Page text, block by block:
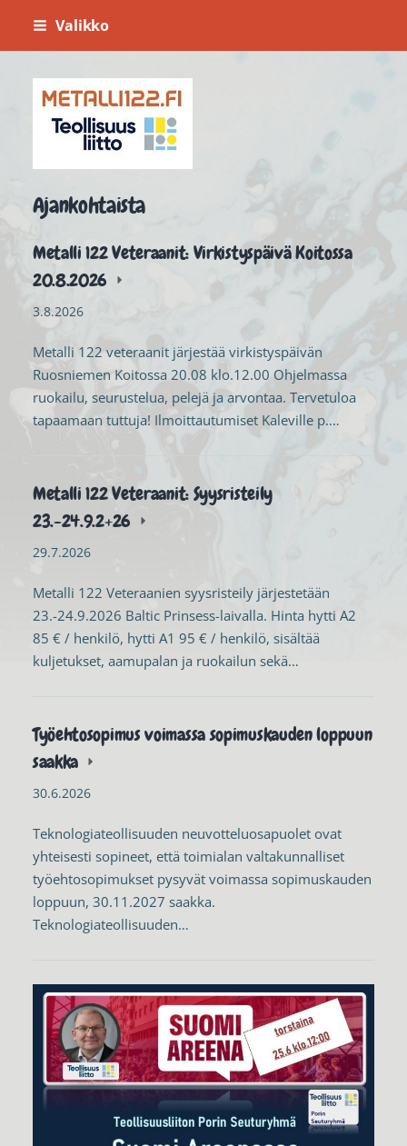
Siirry
Valikko
Metalli 122
Ajankohtaista
Metalli 122 Veteraanit: Virkistyspäivä Koitossa
20.8.2026
3.8.2026
Metalli 122 veteraanit järjestää virkistyspäivän
Ruosniemen Koitossa 20.08 klo.12.00 Ohjelmassa
ruokailu, seurustelua, pelejä ja arvontaa. Tervetuloa
tapaamaan tuttuja! Ilmoittautumiset Kaleville p.…
Metalli 122 Veteraanit: Syysristeily
23.-24.9.2+26
29.7.2026
Metalli 122 Veteraanien syysristeily järjestetään
23.-24.9.2026 Baltic Prinsess-laivalla. Hinta hytti A2
85 € / henkilö, hytti A1 95 € / henkilö, sisältää
kuljetukset, aamupalan ja ruokailun sekä…
Työehtosopimus voimassa sopimuskauden loppuun
saakka
30.6.2026
Teknologiateollisuuden neuvotteluosapuolet ovat
yhteisesti sopineet, että toimialan valtakunnalliset
työehtosopimukset pysyvät voimassa sopimuskauden
loppuun, 30.11.2027 saakka.
Teknologiateollisuuden…